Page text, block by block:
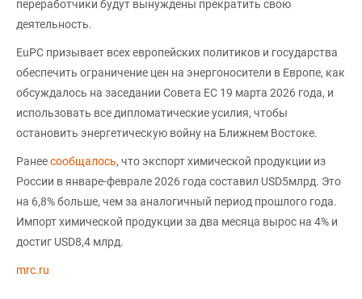
переработчики будут вынуждены прекратить свою
деятельность.
EuPC призывает всех европейских политиков и государства
обеспечить ограничение цен на энергоносители в Европе, как
обсуждалось на заседании Совета ЕС 19 марта 2026 года, и
использовать все дипломатические усилия, чтобы
остановить энергетическую войну на Ближнем Востоке.
Ранеесообщалось, что экспорт химической продукции из
России в январе-феврале 2026 года составил USD5млрд. Это
на 6,8% больше, чем за аналогичный период прошлого года.
Импорт химической продукции за два месяца вырос на 4% и
достиг USD8,4 млрд.
mrc.ru